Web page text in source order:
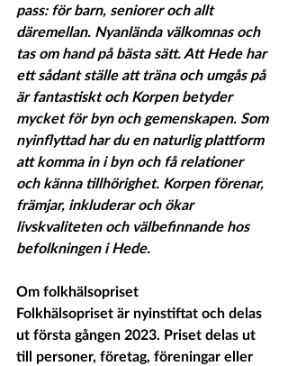
pass: för barn, seniorer och allt
däremellan. Nyanlända välkomnas och
tas om hand på bästa sätt. Att Hede har
ett sådant ställe att träna och umgås på
är fantastiskt och Korpen betyder
mycket för byn och gemenskapen. Som
nyinflyttad har du en naturlig plattform
att komma in i byn och få relationer
och känna tillhörighet. Korpen förenar,
främjar, inkluderar och ökar
livskvaliteten och välbefinnande hos
befolkningen i Hede.
Om folkhälsopriset
Folkhälsopriset är nyinstiftat och delas
ut första gången 2023. Priset delas ut
till personer, företag, föreningar eller